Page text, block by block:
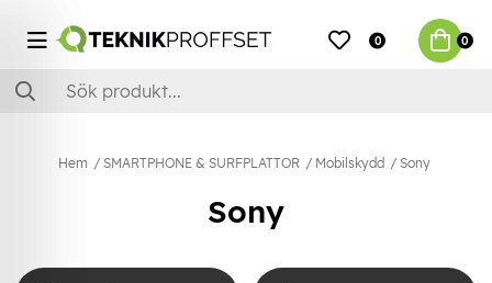
0 0
Hem SMARTPHONE & SURFPLATTOR Mobilskydd Sony
Sony